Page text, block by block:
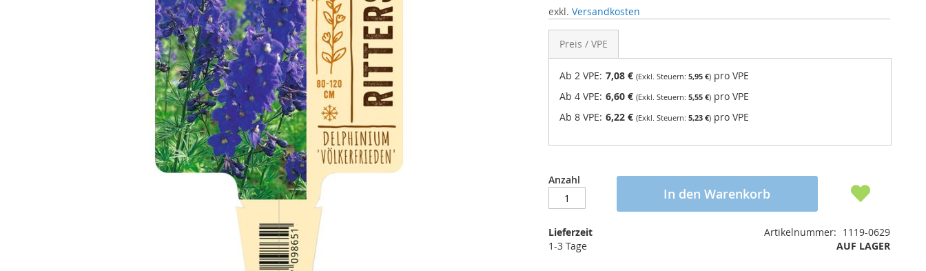
exkl. Versandkosten
Preis / VPE
Ab 2 VPE: 7,08 € 5,95 € pro VPE
Ab 4 VPE: 6,60 € 5,55 € pro VPE
Ab 8 VPE: 6,22 € 5,23 € pro VPE
Anzahl
In den Warenkorb
Lieferzeit
1-3 Tage
Artikelnummer
1119-0629
AUF LAGER